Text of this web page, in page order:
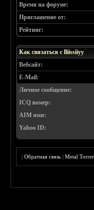
Время на форуме:
Приглашение от:
Рейтинг:
Как связаться с lliissiiyy
Вебсайт:
E-Mail:
Личное сообщение:
ICQ номер:
AIM имя:
Yahoo ID:
|Обратная связь |Metal